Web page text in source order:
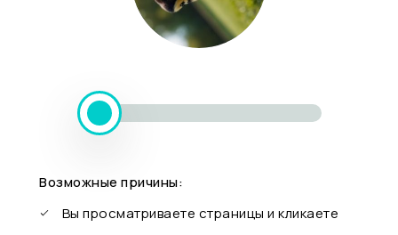
Возможные причины:
Вы просматриваете страницы и кликаете